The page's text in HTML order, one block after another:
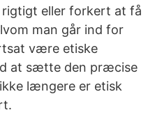
eller forkert at få
man går ind for
være etiske
at sætte den præcise
længere er etisk